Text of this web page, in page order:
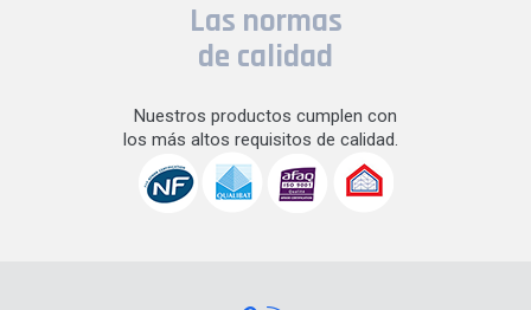
Las normas
de calidad
Nuestros productos cumplen con
los más altos requisitos de calidad.